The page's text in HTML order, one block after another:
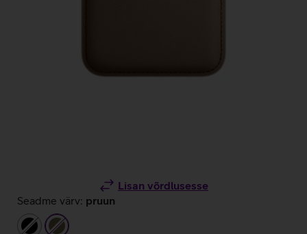
Lisan võrdlusesse
Seadme värv: pruun
mustpruun